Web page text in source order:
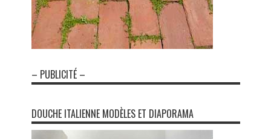
– PUBLICITÉ –
DOUCHE ITALIENNE MODÈLES ET DIAPORAMA